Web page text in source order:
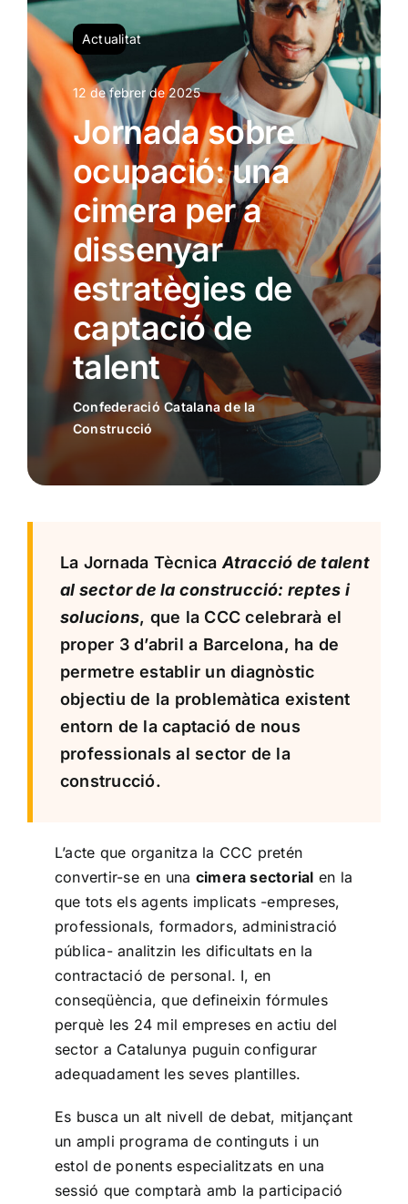
Tendències
Actualitat
12 de febrer de 2025
Jornada sobre
ocupació: una
cimera per a
dissenyar
estratègies de
captació de
talent
Confederació Catalana de la
Construcció
La Jornada Tècnica Atracció de talent
al sector de la construcció: reptes i
solucions, que la CCC celebrarà el
proper 3 d’abril a Barcelona, ha de
permetre establir un diagnòstic
objectiu de la problemàtica existent
entorn de la captació de nous
professionals al sector de la
construcció.
L’acte que organitza la CCC pretén
convertir-se en una cimera sectorial en la
que tots els agents implicats -empreses,
professionals, formadors, administració
pública- analitzin les dificultats en la
contractació de personal. I, en
conseqüència, que defineixin fórmules
perquè les 24 mil empreses en actiu del
sector a Catalunya puguin configurar
adequadament les seves plantilles.
Es busca un alt nivell de debat, mitjançant
un ampli programa de continguts i un
estol de ponents especialitzats en una
sessió que comptarà amb la participació